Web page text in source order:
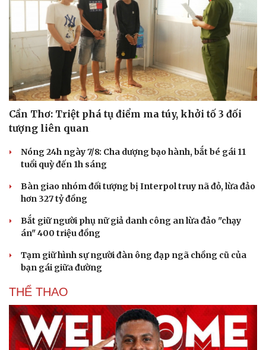
Sân khấu - Điện ảnh
Âm nhạc
Di sản
Nghệ sĩ
Thời trang
Sao Việt
Cần Thơ: Triệt phá tụ điểm ma túy, khởi tố 3 đối
tượng liên quan
Nóng 24h ngày 7/8: Cha dượng bạo hành, bắt bé gái 11
tuổi quỳ đến 1h sáng
Bàn giao nhóm đối tượng bị Interpol truy nã đỏ, lừa đảo
hơn 327 tỷ đồng
Bắt giữ người phụ nữ giả danh công an lừa đảo "chạy
án" 400 triệu đồng
Tạm giữ hình sự người đàn ông đạp ngã chồng cũ của
bạn gái giữa đường
THỂ THAO